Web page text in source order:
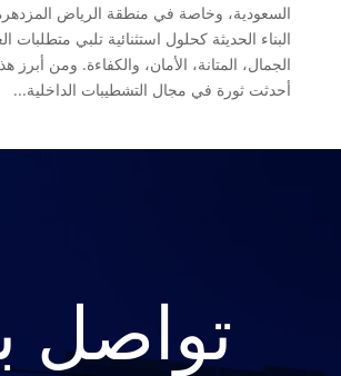
السعودية، وخاصة في منطقة الرياض
البناء الحديثة كحلول استثنائية تلبي
الجمال، المتانة، الأمان، والكفاءة. ومن أبرز
أحدثت ثورة في مجال التشطيبات الداخلية...
تواصل